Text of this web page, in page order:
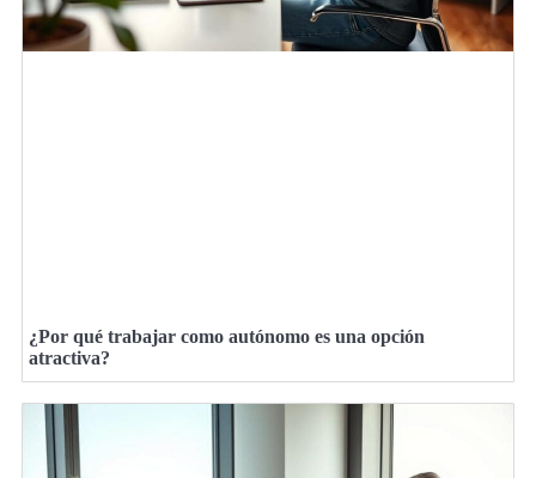
¿Por qué trabajar como autónomo es una opción
atractiva?